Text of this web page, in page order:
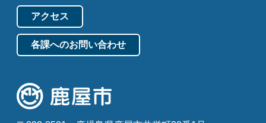
アクセス
各課へのお問い合わせ